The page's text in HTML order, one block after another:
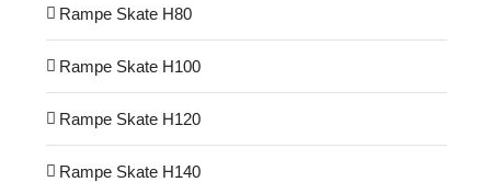
Rampe Skate H80
Rampe Skate H100
Rampe Skate H120
Rampe Skate H140